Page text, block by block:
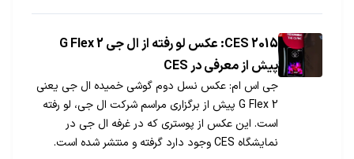
CES 2015: عکس لو رفته از ال جی G Flex 2
پیش از معرفی در CES
جی اس ام: عکس نسل دوم گوشی خمیده ال جی یعنی
G Flex 2 پیش از برگزاری مراسم شرکت ال جی، لو رفته
است. این عکس از پوستری که در غرفه ال جی در
نمایشگاه CES وجود دارد گرفته و منتشر شده است.